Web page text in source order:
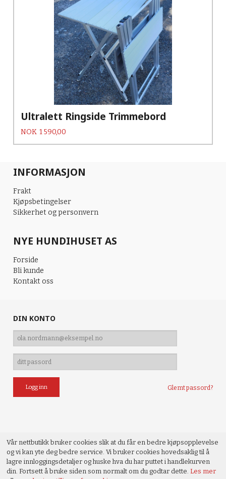
Ultralett Ringside Trimmebord
Pris
NOK 1 590,00
INFORMASJON
Frakt
Kjøpsbetingelser
Sikkerhet og personvern
NYE HUNDIHUSET AS
Forside
Bli kunde
Kontakt oss
DIN KONTO
Glemt passord?
Vår nettbutikk bruker cookies slik at du får en bedre kjøpsopplevelse
og vi kan yte deg bedre service. Vi bruker cookies hovedsaklig til å
lagre innloggingsdetaljer og huske hva du har puttet i handlekurven
din. Fortsett å bruke siden som normalt om du godtar dette.Les mer